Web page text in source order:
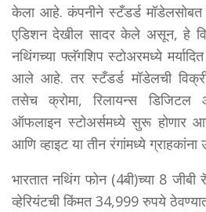
केला आहे. कंपनीने स्टँडर्ड मॉडेलसोबत
एडिशन देखील सादर केले असून, हे
नथिंगच्या फ्लॅगशिप स्टोअरमध्ये
आले आहे. तर स्टँडर्ड मॉडेलची
तसेच क्रोमा, रिलायन्स डिजिटल
ऑफलाइन स्टोअर्समध्ये सुरू होणार
आणि व्हाइट या तीन रंगांमध्ये
भारतात नथिंग फोन (4बी)च्या 8
व्हेरियंटची किंमत 34,999 रुपये